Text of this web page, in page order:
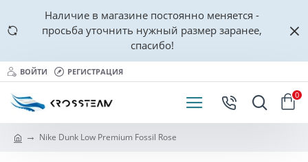
Наличие в магазине постоянно меняется -
просьба уточнить нужный размер заранее,
спасибо!
ВОЙТИ РЕГИСТРАЦИЯ
0
Nike Dunk Low Premium Fossil Rose